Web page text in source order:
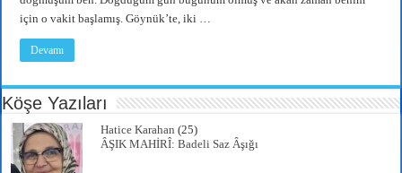
için o vakit başlamış. Göynük’te, iki …
Devamı
Köşe Yazıları
Hatice Karahan (25)
ÂŞIK MAHİRÎ: Badeli Saz Âşığı